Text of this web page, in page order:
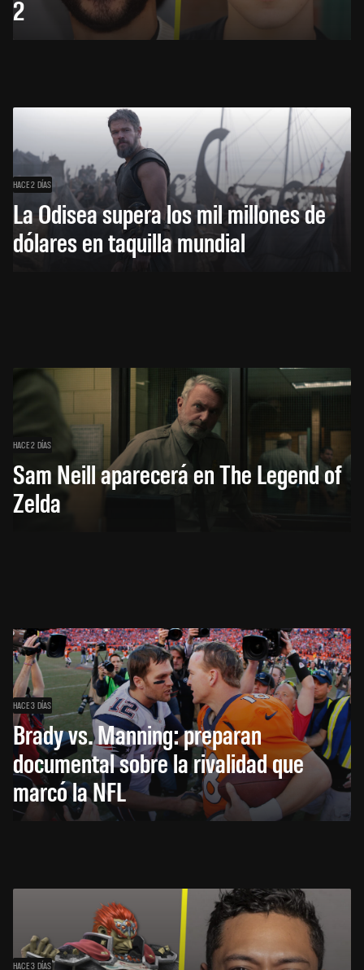
2
HACE 2 DÍAS
La Odisea supera los mil millones de
dólares en taquilla mundial
HACE 2 DÍAS
Sam Neill aparecerá en The Legend of
Zelda
HACE 3 DÍAS
Brady vs. Manning: preparan
documental sobre la rivalidad que
marcó la NFL
HACE 3 DÍAS